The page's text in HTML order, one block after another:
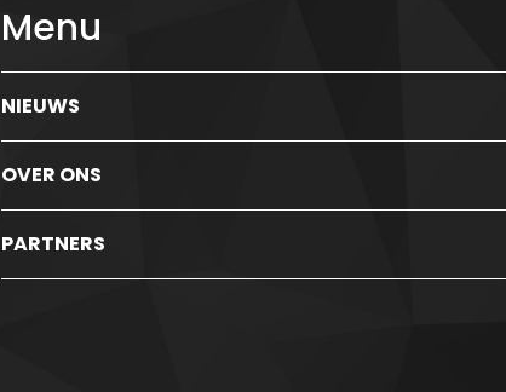
Menu
NIEUWS
OVER ONS
PARTNERS